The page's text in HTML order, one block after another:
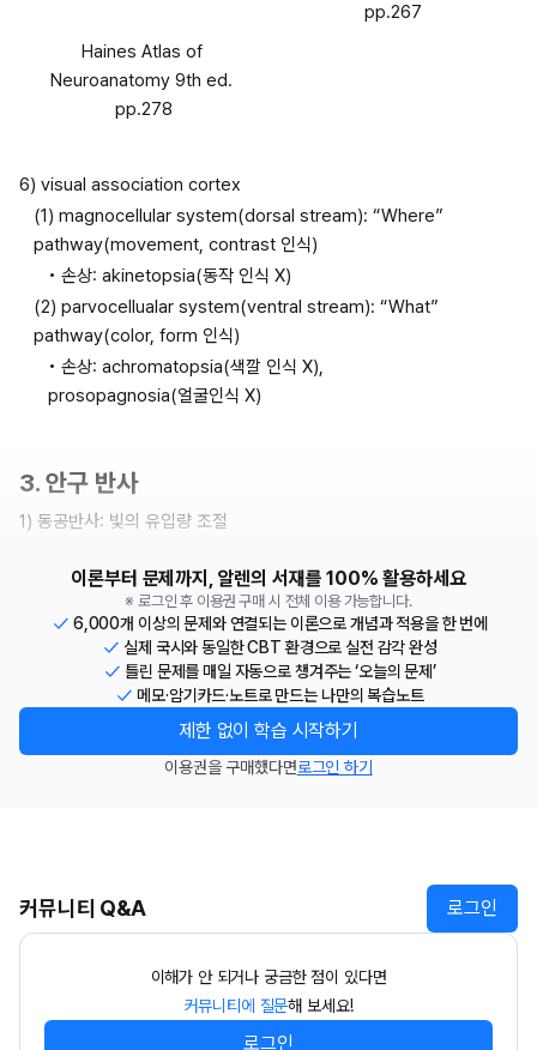
Haines Atlas of
Neuroanatomy 9th ed.
pp.278
pp.267
6) visual association cortex
(1) magnocellular system(dorsal stream): “Where”
pathway(movement, contrast 인식)
• 손상: akinetopsia(동작 인식 X)
(2) parvocellualar system(ventral stream): “What”
pathway(color, form 인식)
• 손상: achromatopsia(색깔 인식 X),
prosopagnosia(얼굴인식 X)
3. 안구 반사
1) 동공반사: 빛의 유입량 조절
이론부터 문제까지, 알렌의 서재를 100% 활용하세요
※ 로그인 후 이용권 구매 시 전체 이용 가능합니다.
6,000개 이상의 문제와 연결되는 이론으로 개념과 적용을 한 번에
실제 국시와 동일한 CBT 환경으로 실전 감각 완성
틀린 문제를 매일 자동으로 챙겨주는 ‘오늘의 문제’
메모·암기카드·노트로 만드는 나만의 복습노트
제한 없이 학습 시작하기
이용권을 구매했다면로그인 하기
커뮤니티 Q&A 로그인
이해가 안 되거나 궁금한 점이 있다면
커뮤니티에 질문해 보세요!
로그인